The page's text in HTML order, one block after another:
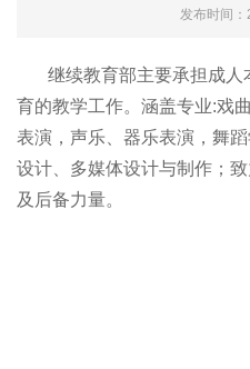
发布时间
继续教育部主要承担成
育的教学工作。涵盖专业:戏
表演，声乐、器乐表演，舞
设计、多媒体设计与制作；
及后备力量。